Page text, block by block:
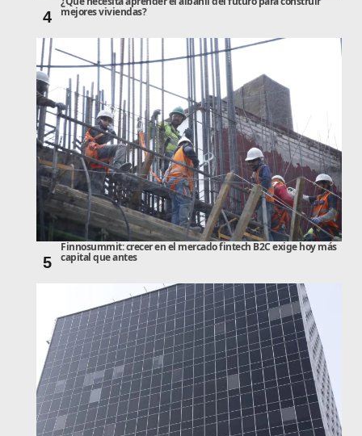
4 mejores viviendas?
5
Finnosummit: crecer en el mercado fintech B2C exige hoy más
capital que antes